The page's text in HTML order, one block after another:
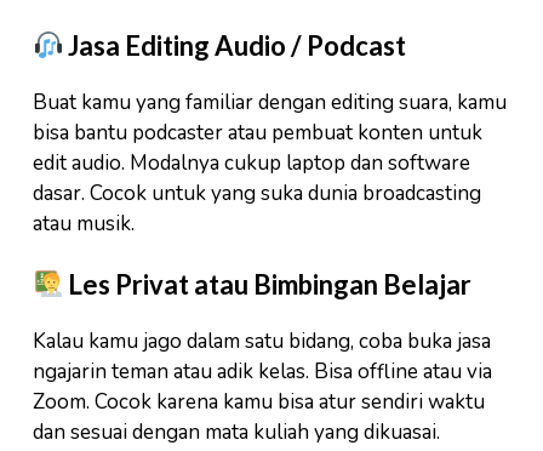
Jasa Editing Audio / Podcast
Buat kamu yang familiar dengan editing suara, kamu
bisa bantu podcaster atau pembuat konten untuk
edit audio. Modalnya cukup laptop dan software
dasar. Cocok untuk yang suka dunia broadcasting
atau musik.
Les Privat atau Bimbingan Belajar
Kalau kamu jago dalam satu bidang, coba buka jasa
ngajarin teman atau adik kelas. Bisa offline atau via
Zoom. Cocok karena kamu bisa atur sendiri waktu
dan sesuai dengan mata kuliah yang dikuasai.